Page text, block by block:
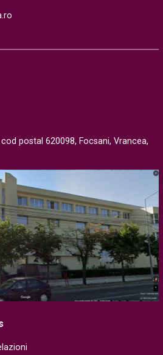
postal 620098, Focsani, Vrancea,